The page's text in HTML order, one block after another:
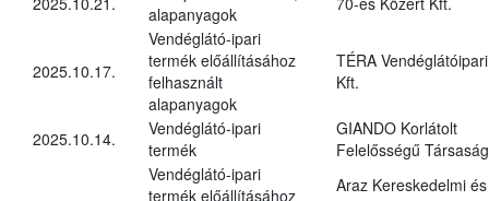
alapanyagok
2025.10.17.
Vendéglátó-ipari
termék előállításához
felhasznált
alapanyagok
TÉRA Vendéglátóipari
Kft.
2025.10.14.
Vendéglátó-ipari
termék
GIANDO Korlátolt
Felelősségű Társaság
Vendéglátó-ipari
termék előállításához
Araz Kereskedelmi és